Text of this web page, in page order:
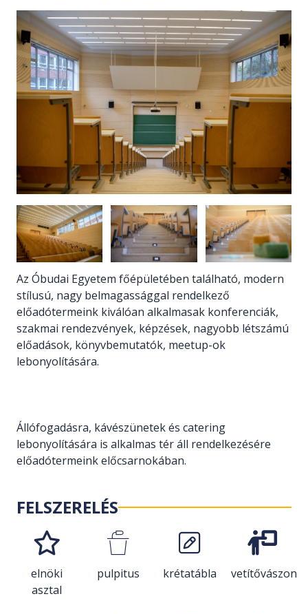
Az Óbudai Egyetem főépületében található, modern
stílusú, nagy belmagassággal rendelkező
előadótermeink kiválóan alkalmasak konferenciák,
szakmai rendezvények, képzések, nagyobb létszámú
előadások, könyvbemutatók, meetup-ok
lebonyolítására.
Állófogadásra, kávészünetek és catering
lebonyolítására is alkalmas tér áll rendelkezésére
előadótermeink előcsarnokában.
FELSZERELÉS
elnöki
asztal
pulpitus krétatábla vetítővászon